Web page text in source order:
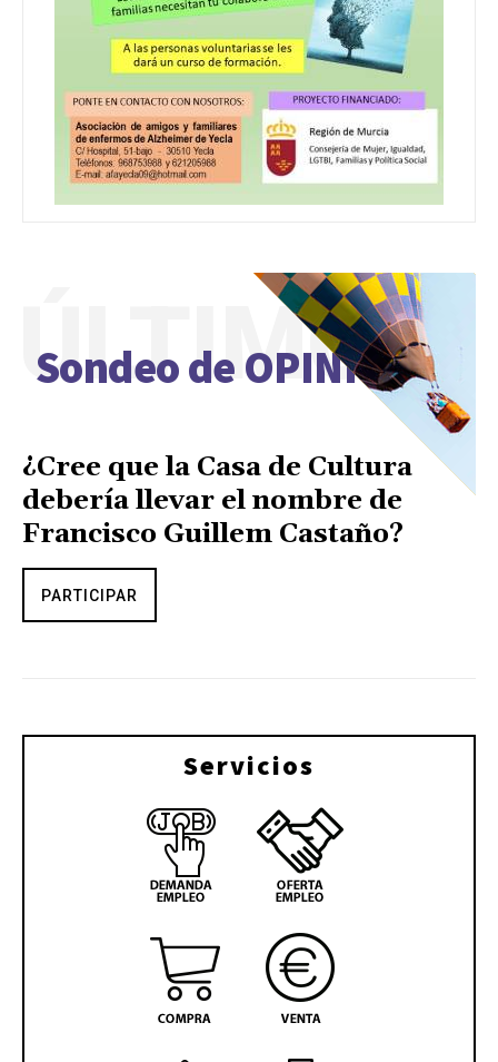
Sondeo de OPINIÓN
ÚLTIMO
¿Cree que la Casa de Cultura
debería llevar el nombre de
Francisco Guillem Castaño?
PARTICIPAR
Servicios